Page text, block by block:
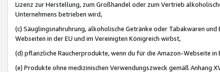
Lizenz zur Herstellung, zum Großhandel oder zum Vertrieb
Unternehmens betrieben wird,
(c) Säuglingsnahruhrung, alkoholische Getränke oder Tabakwaren
Webseiten in der EU und im Vereinigten Königreich wirbst,
(d) pflanzliche Raucherprodukte, wenn du für die Amazon-Webseite in
(e) Produkte ohne medizinischen Verwendungszweck gemäß Anhang